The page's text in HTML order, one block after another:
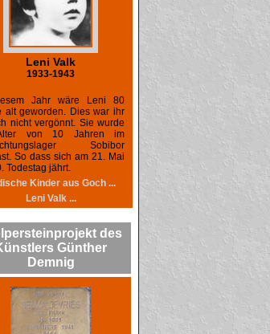
Leni Valk
1933-1943
Jahr wäre Leni 80
alt geworden. Dies war ihr
nicht vergönnt. Sie wurde
von 10 Jahren im
Sobibor
So dass sich am 21. Mai
Todestag jährt.
Kinder aus Goch ...
Leni Valk ...
des
Günther
Demnig